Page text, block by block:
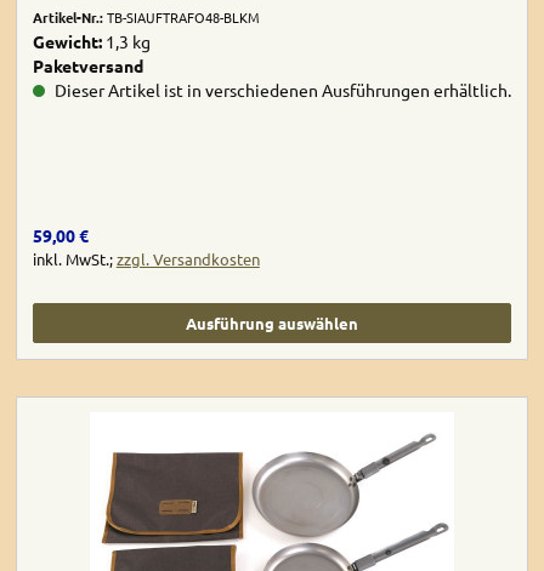
Artikel-Nr.:TB-SIAUFTRAFO48-BLKM
Gewicht:1,3 kg
Paketversand
Dieser Artikel ist in verschiedenen Ausführungen erhältlich.
Regulärer Preis:
59,00 €
inkl. MwSt.;zzgl. Versandkosten
Ausführung auswählen